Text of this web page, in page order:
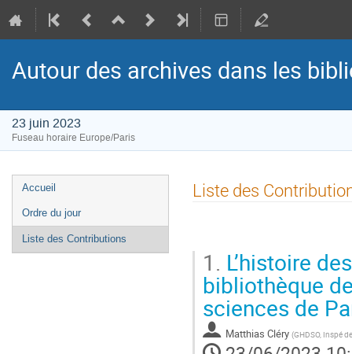
Autour des archives dans les
23 juin 2023
Fuseau horaire Europe/Paris
Menu
de
l'événement
Accueil
Ordre du jour
Liste des Contributions
Liste des
1. L’histoire
bibliothèque
sciences de
Matthias Cléry (GHDSO, Inspé